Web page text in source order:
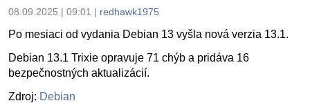
08.09.2025 | 09:01 | redhawk1975
Po mesiaci od vydania Debian 13 vyšla nová verzia 13.1.
Debian 13.1 Trixie opravuje 71 chýb a pridáva 16
bezpečnostných aktualizácií.
Zdroj: Debian